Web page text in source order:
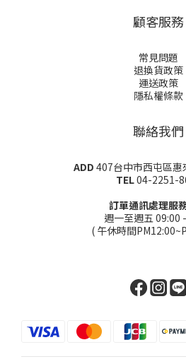
顧客服務
常見問題
退換貨政策
運送政策
隱私權條款
聯絡我們
ADD 407台中市西屯區
TEL04-2251-
訂單通訊處理服
週一至週五 09:00
( 午休時間